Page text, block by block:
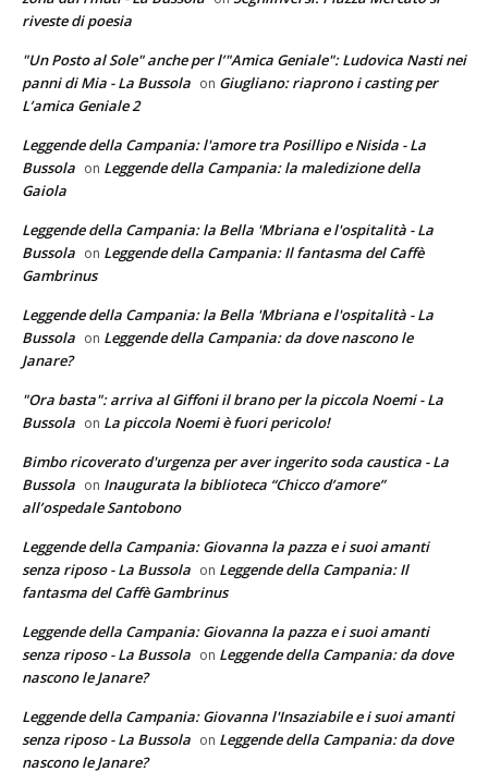
riveste di poesia
"Un Posto al Sole" anche per l’"Amica Geniale": Ludovica Nasti nei
panni di Mia - La Bussola on Giugliano: riaprono i casting per
L’amica Geniale 2
Leggende della Campania: l'amore tra Posillipo e Nisida - La
Bussola on Leggende della Campania: la maledizione della
Gaiola
Leggende della Campania: la Bella 'Mbriana e l'ospitalità - La
Bussola on Leggende della Campania: Il fantasma del Caffè
Gambrinus
Leggende della Campania: la Bella 'Mbriana e l'ospitalità - La
Bussola on Leggende della Campania: da dove nascono le
Janare?
"Ora basta": arriva al Giffoni il brano per la piccola Noemi - La
Bussola on La piccola Noemi è fuori pericolo!
Bimbo ricoverato d'urgenza per aver ingerito soda caustica - La
Bussola on Inaugurata la biblioteca “Chicco d’amore”
all’ospedale Santobono
Leggende della Campania: Giovanna la pazza e i suoi amanti
senza riposo - La Bussola on Leggende della Campania: Il
fantasma del Caffè Gambrinus
Leggende della Campania: Giovanna la pazza e i suoi amanti
senza riposo - La Bussola on Leggende della Campania: da dove
nascono le Janare?
Leggende della Campania: Giovanna l'Insaziabile e i suoi amanti
senza riposo - La Bussola on Leggende della Campania: da dove
nascono le Janare?